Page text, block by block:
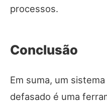
processos.
Conclusão
Em suma, um
defasado é uma